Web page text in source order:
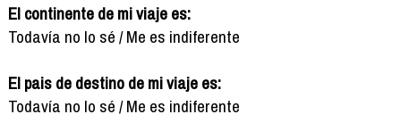
El continente de mi viaje es:
Todavía no lo sé / Me es indiferente
El pais de destino de mi viaje es:
Todavía no lo sé / Me es indiferente